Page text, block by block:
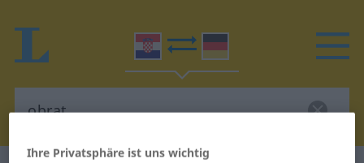
Ihre Privatsphäre ist uns wichtig